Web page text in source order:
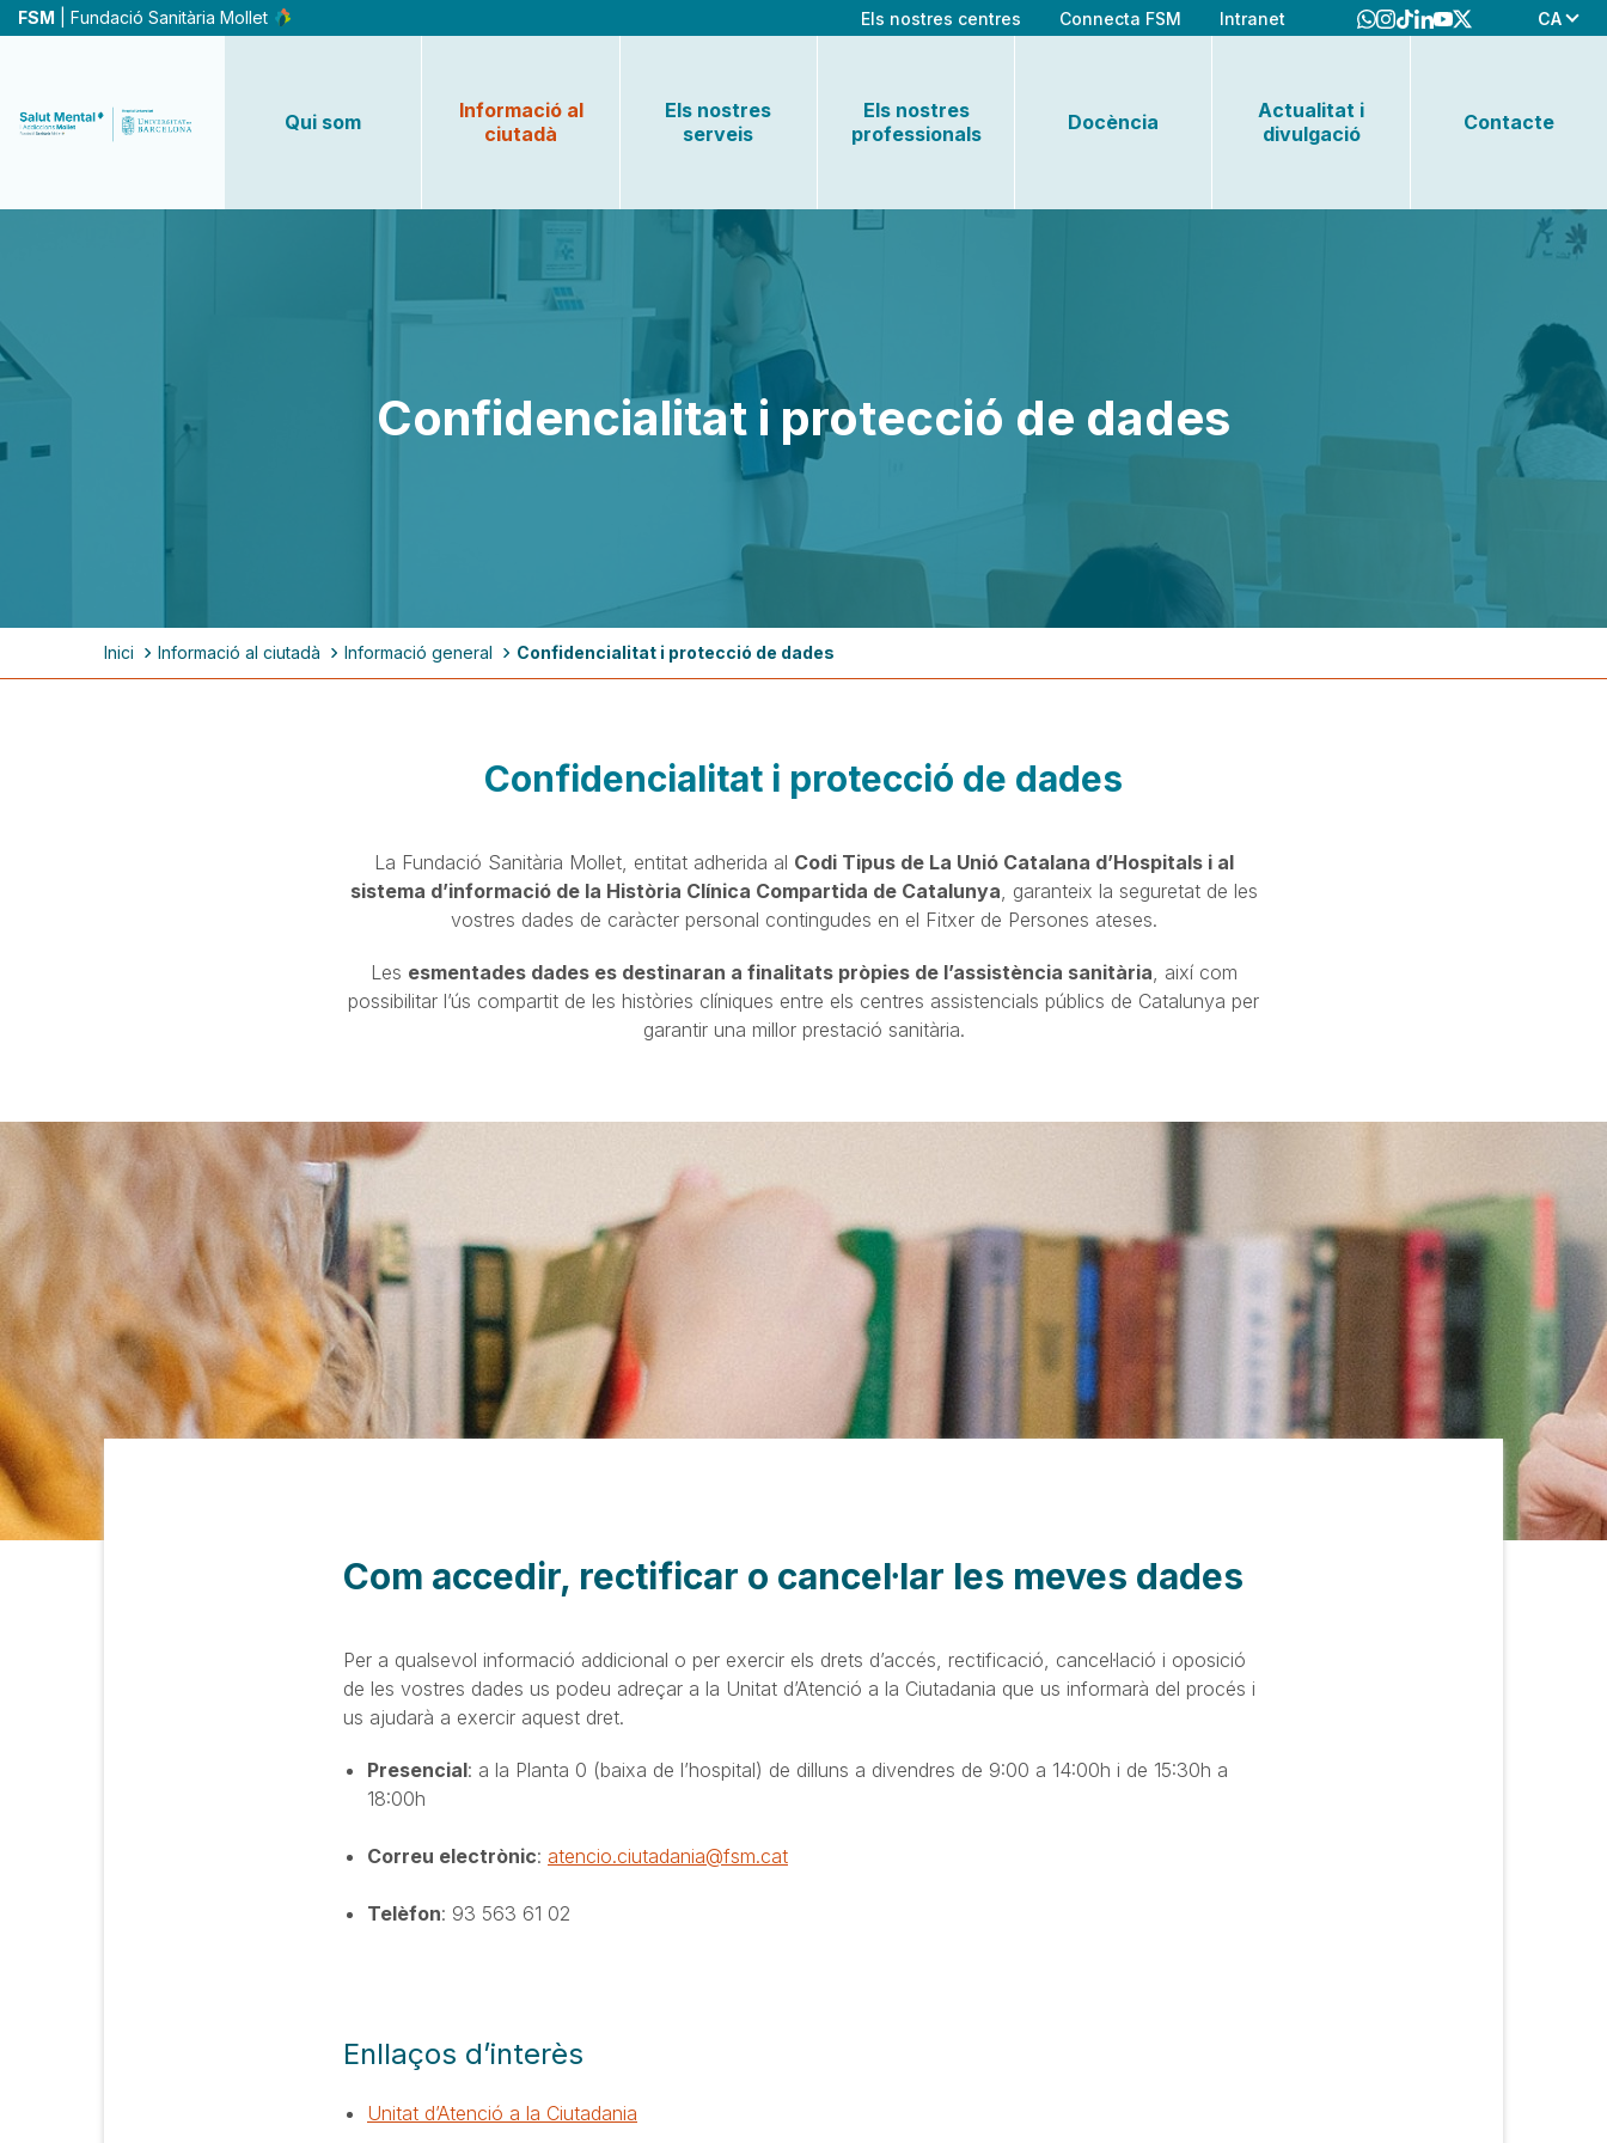
Vés
al
FSM | Fundació Sanitària Mollet Els nostres centres Connecta FSM Intranet CA
Qui som
Informació al
ciutadà
Els nostres
serveis
Els nostres
professionals
Docència
Actualitat i
divulgació
Contacte
Confidencialitat i protecció de dades
d'ariadna
Inici Informació al ciutadà Informació general Confidencialitat i protecció de dades
Confidencialitat i protecció de dades
La Fundació Sanitària Mollet, entitat adherida al Codi Tipus de La Unió Catalana d’Hospitals i al
sistema d’informació de la Història Clínica Compartida de Catalunya , garanteix la seguretat de les
vostres dades de caràcter personal contingudes en el Fitxer de Persones ateses.
Les esmentades dades es destinaran a finalitats pròpies de l’assistència sanitària , així com
possibilitar l’ús compartit de les històries clíniques entre els centres assistencials públics de Catalunya per
garantir una millor prestació sanitària.
Com accedir, rectificar o cancel·lar les meves dades
Per a qualsevol informació addicional o per exercir els drets d’accés, rectificació, cancel·lació i oposició
de les vostres dades us podeu adreçar a la Unitat d’Atenció a la Ciutadania que us informarà del procés i
us ajudarà a exercir aquest dret.
Presencial: a la Planta 0 (baixa de l’hospital) de dilluns a divendres de 9:00 a 14:00h i de 15:30h a
18:00h
Correu electrònic: atencio.ciutadania@fsm.cat
Telèfon: 93 563 61 02
Enllaços d’interès
Unitat d’Atenció a la Ciutadania